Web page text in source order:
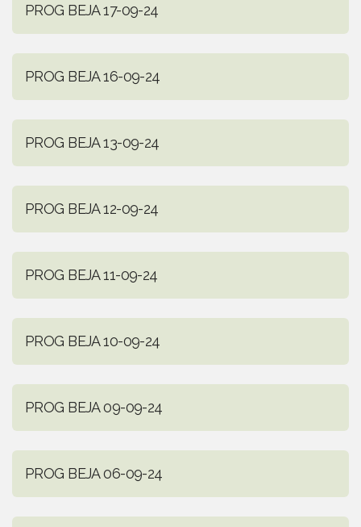
PROG BEJA 17-09-24
PROG BEJA 16-09-24
PROG BEJA 13-09-24
PROG BEJA 12-09-24
PROG BEJA 11-09-24
PROG BEJA 10-09-24
PROG BEJA 09-09-24
PROG BEJA 06-09-24